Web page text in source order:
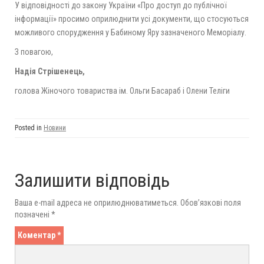
У відповідності до закону України «Про доступ до публічної
інформації» просимо оприлюднити усі документи, що стосуються
можливого спорудження у Бабиному Яру зазначеного Меморіалу.
З повагою,
Надія Стрішенець,
голова Жіночого товариства ім. Ольги Басараб і Олени Теліги
Posted in Новини
Залишити відповідь
Ваша e-mail адреса не оприлюднюватиметься. Обов’язкові поля
позначені *
Коментар*